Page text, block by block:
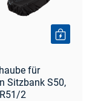
für
Sitzbank S50,
2